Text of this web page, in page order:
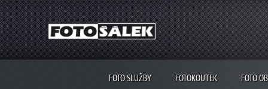
FOTO SLUŽBY FOTOKOUTEK FOTO